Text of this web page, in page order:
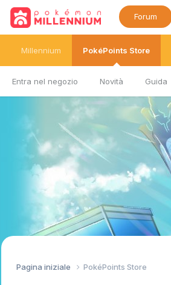
Forum
Millennium PokéPoints Store
Entra nel negozio Novità Guida
Pagina iniziale PokéPoints Store